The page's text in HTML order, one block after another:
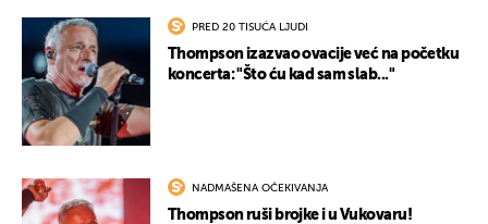
PRED 20 TISUĆA LJUDI
Thompson izazvao ovacije već na početku
koncerta: "Što ću kad sam slab..."
NADMAŠENA OČEKIVANJA
Thompson ruši brojke i u Vukovaru!